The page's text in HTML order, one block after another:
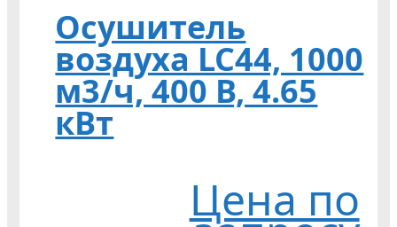
Осушитель
воздуха LC44, 1000
м3/ч, 400 В, 4.65
кВт
Цена по